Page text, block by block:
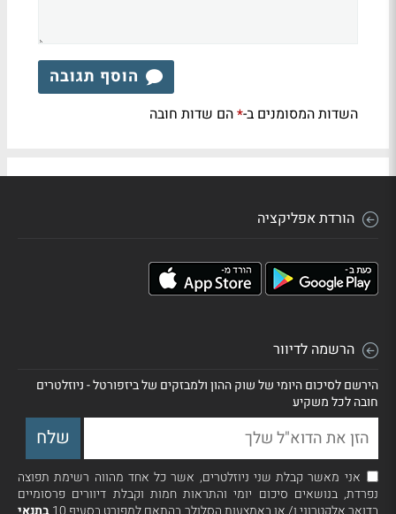
הוסף תגובה
השדות המסומנים ב-*הם שדות חובה
הורדת אפליקציה
הרשמה לדיוור
הירשם לסיכום היומי של שוק ההון ולמבזקים של ביזפורטל - ניוזלטרים
חובה לכל משקיע
אני מאשר קבלת שני ניוזלטרים, אשר כל אחד מהווה רשימת תפוצה
נפרדת, בנושאים סיכום יומי והתראות חמות וקבלת דיוורים פרסומיים